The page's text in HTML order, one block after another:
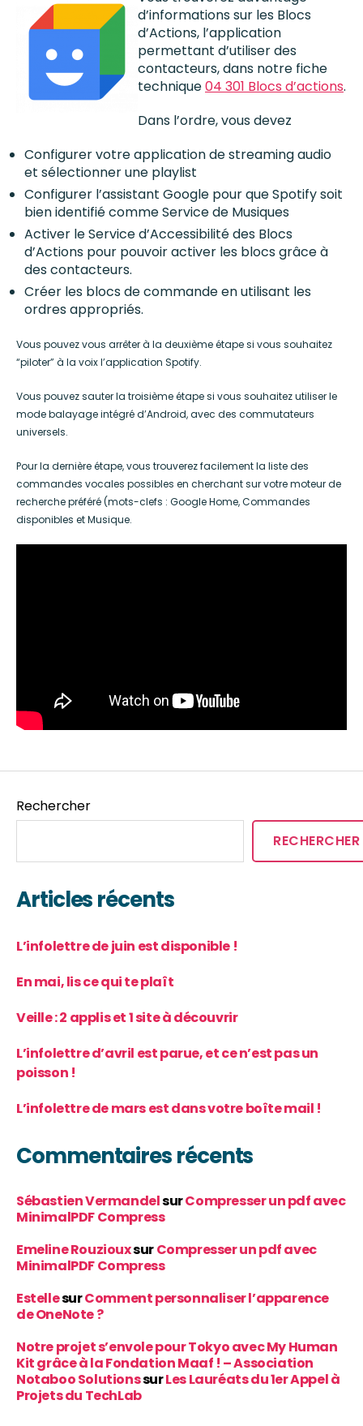
d’informations sur les Blocs
d’Actions, l’application
permettant d’utiliser des
contacteurs, dans notre fiche
technique04 301 Blocs d’actions.
Dans l’ordre, vous devez
Configurer votre application de streaming audio
et sélectionner une playlist
Configurer l’assistant Google pour que Spotify soit
bien identifié comme Service de Musiques
Activer le Service d’Accessibilité des Blocs
d’Actions pour pouvoir activer les blocs grâce à
des contacteurs.
Créer les blocs de commande en utilisant les
ordres appropriés.
Vous pouvez vous arrêter à la deuxième étape si vous souhaitez
“piloter” à la voix l’application Spotify.
Vous pouvez sauter la troisième étape si vous souhaitez utiliser le
mode balayage intégré d’Android, avec des commutateurs
universels.
Pour la dernière étape, vous trouverez facilement la liste des
commandes vocales possibles en cherchant sur votre moteur de
recherche préféré (mots-clefs : Google Home, Commandes
disponibles et Musique.
Rechercher
RECHERCHER
Articles récents
L’infolettre de juin est disponible !
En mai, lis ce qui te plaît
Veille : 2 applis et 1 site à découvrir
L’infolettre d’avril est parue, et ce n’est pas un
poisson !
L’infolettre de mars est dans votre boîte mail !
Commentaires récents
Sébastien VermandelsurCompresser un pdf avec
MinimalPDF Compress
Emeline RouziouxsurCompresser un pdf avec
MinimalPDF Compress
EstellesurComment personnaliser l’apparence
de OneNote ?
Notre projet s’envole pour Tokyo avec My Human
Kit grâce à la Fondation Maaf ! – Association
Notaboo SolutionssurLes Lauréats du 1er Appel à
Projets du TechLab